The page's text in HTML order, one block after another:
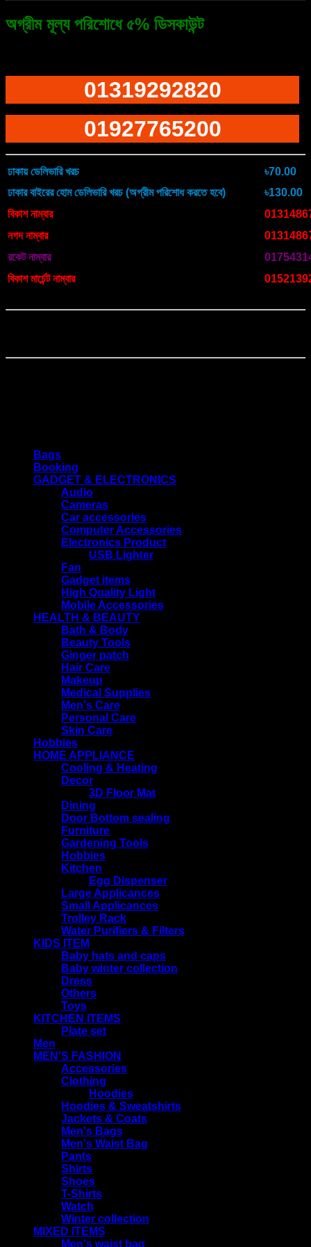
quantity
অগ্রীম মূল্য পরিশোধে ৫% ডিসকাউন্ট
01319292820
01927765200
ঢাকায় ডেলিভারি খরচ
৳70.00
ঢাকার বাইরের হোম ডেলিভারি খরচ (অগ্রীম পরিশোধ করতে হবে)
৳130.00
বিকাশ নাম্বার
নগদ নাম্বার
রকেট নাম্বার
বিকাশ মার্চেন্ট নাম্বার
Bags
Booking
GADGET & ELECTRONICS
Audio
Cameras
Car accessories
Computer Accessories
Electronics Product
USB Lighter
Fan
Gadget items
High Quality Light
Mobile Accessories
HEALTH & BEAUTY
Bath & Body
Beauty Tools
Ginger patch
Hair Care
Makeup
Medical Supplies
Men's Care
Personal Care
Skin Care
Hobbies
HOME APPLIANCE
Cooling & Heating
Decor
3D Floor Mat
Dining
Door Bottom sealing
Furniture
Gardening Tools
Hobbies
Kitchen
Egg Dispenser
Large Applicances
Small Applicances
Trolley Rack
Water Purifiers & Filters
KIDS ITEM
Baby hats and caps
Baby winter collection
Dress
Others
Toys
KITCHEN ITEMS
Plate set
Men
MEN'S FASHION
Accessories
Clothing
Hoodies
Hoodies & Sweatshirts
Jackets & Coats
Men's Bags
Men's Waist Bag
Pants
Shirts
Shoes
T-Shirts
Watch
Winter collection
MIXED ITEMS
Men's waist bag